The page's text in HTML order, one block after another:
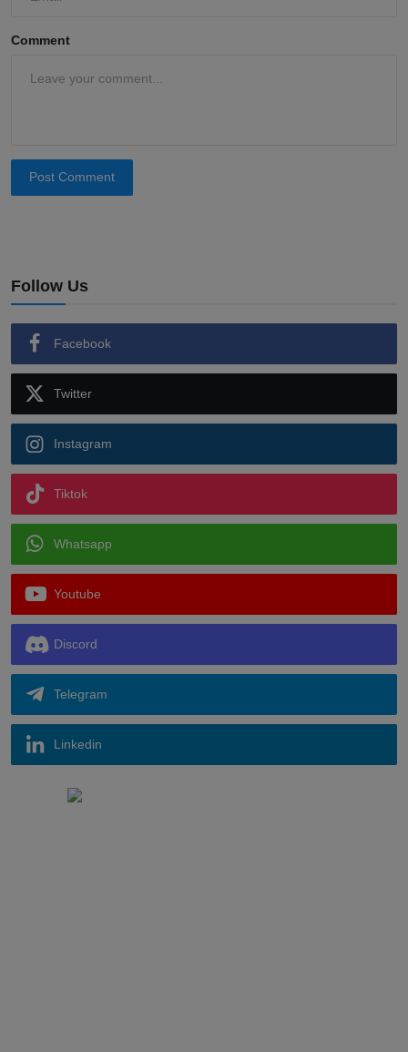
Comment
Post Comment
Follow Us
Facebook
Twitter
Instagram
Tiktok
Whatsapp
Youtube
Discord
Telegram
Linkedin